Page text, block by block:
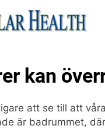
kan
att se till att
är badrummet,